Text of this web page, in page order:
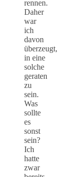
rennen.
Daher
war
ich
davon
überzeugt,
in eine
solche
geraten
zu
sein.
Was
sollte
es
sonst
sein?
Ich
hatte
zwar